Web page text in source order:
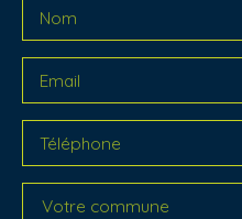
Nom
Email
Téléphone
Votre commune